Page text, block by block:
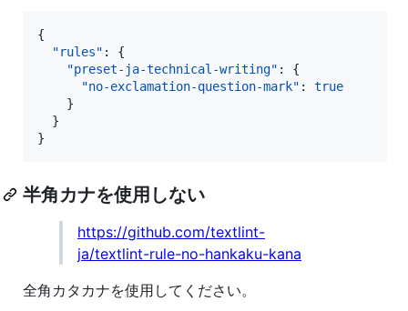
{
"rules" : {
"preset-ja-technical-writing" : {
"no-exclamation-question-mark" : true
    }
  }
}
半角カナを使用しない
https://github.com/textlint-
ja/textlint-rule-no-hankaku-kana
全角カタカナを使用してください。